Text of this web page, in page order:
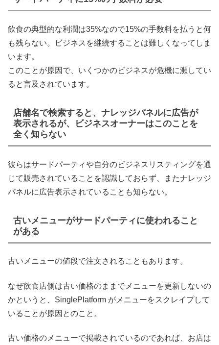
飲食の典型的な利潤は35%なので15%の手数料を払うと何
も残らない。ビジネスを継続することは難しくなってしま
います。
このことが原因で、いくつかのビジネスが危機に瀕してい
ると言及されています。
店舗名で検索すると、ナレッジパネルに広告が
表示されるが、ビジネスオーナーはこのことを
全く知らない
彼らはサードパーティや自分のビジネスリスティングを通
じて販売されていることを認識しておらず、またナレッジ
パネルに広告表示されていることも知らない。
古いメニューがサードパーティに使われること
がある
古いメニューの値段で注文されることもあります。
なぜ飲食店側は古い価格のままでメニューを更新しないの
かというと、SinglePlatform がメニューをスクレイプして
いることが原因とのこと。
古い価格のメニューで掲載されているのであれば、お店は